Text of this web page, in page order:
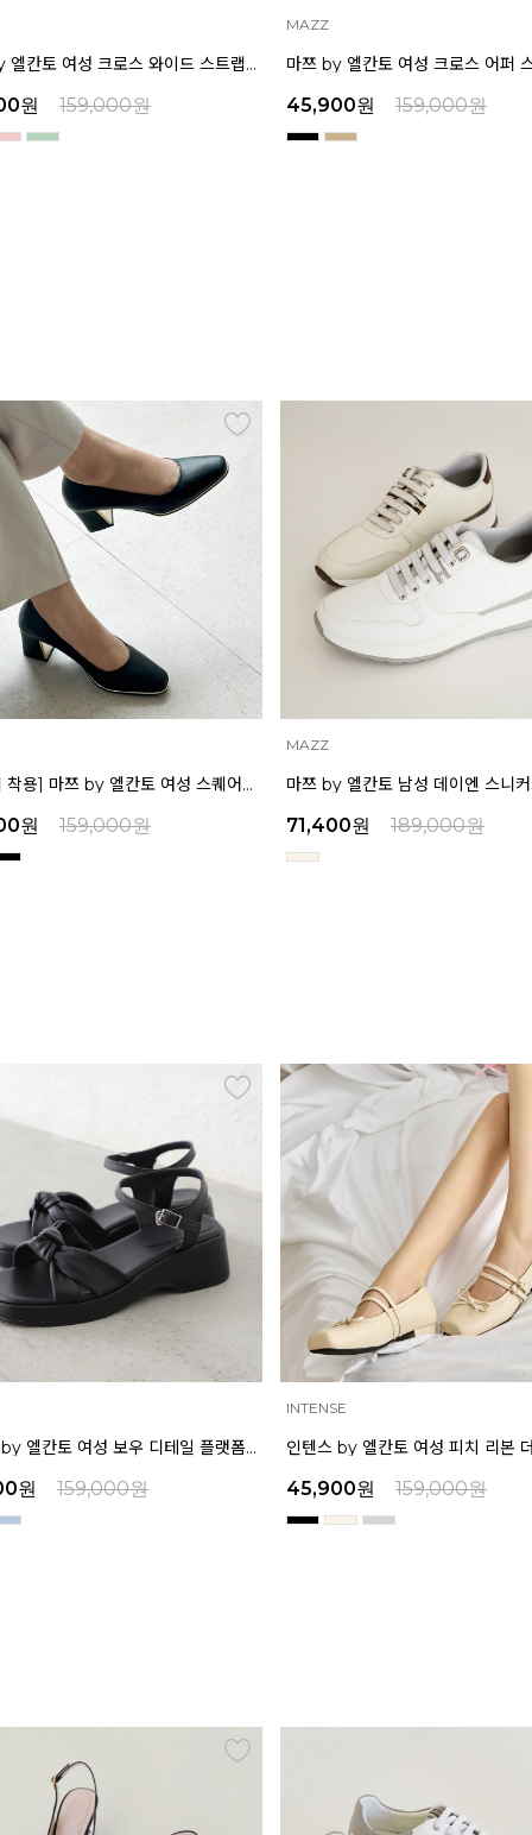
마쯔 by 엘칸토 여성 크로스 와이드 스트랩 컴포트 샌들 3.5cm LCWW27M626
원 159,000원
MAZZ
45,900원 159,000원
[박신혜 착용] 마쯔 by 엘칸토 여성 스퀘어 쉐입 펌프스 6cm LCWD11M313
원 159,000원
MAZZ
71,400원 189,000원
인텐스 by 엘칸토 여성 보우 디테일 플랫폼 샌들 5cm LCWW45I626
원 159,000원
INTENSE
45,900원 159,000원